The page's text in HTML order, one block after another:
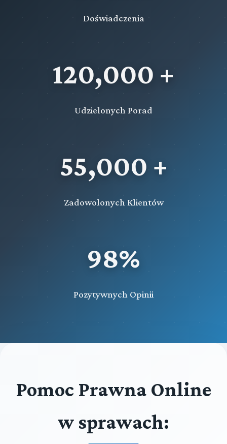
Doświadczenia
120,000 +
Udzielonych Porad
55,000 +
Zadowolonych Klientów
98%
Pozytywnych Opinii
Pomoc Prawna Online
w sprawach: